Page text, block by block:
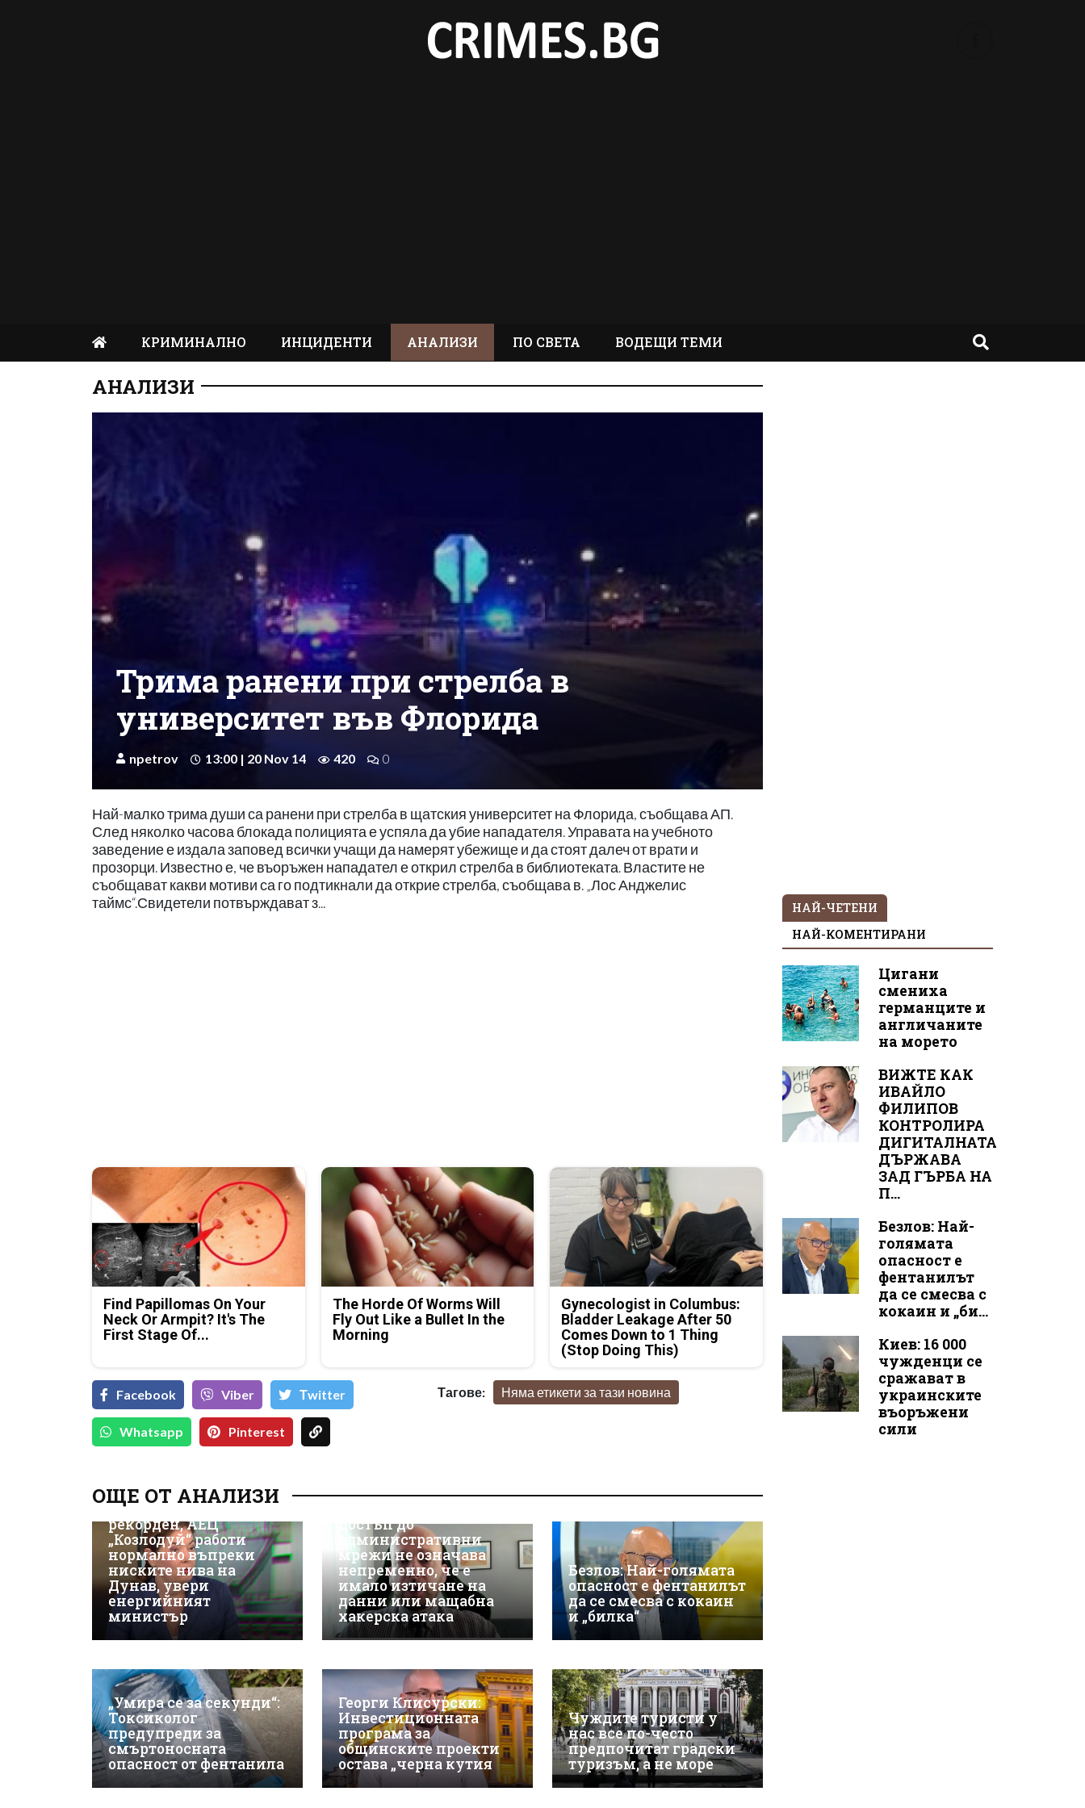
КРИМИНАЛНО ИНЦИДЕНТИ АНАЛИЗИ ПО СВЕТА ВОДЕЩИ ТЕМИ
АНАЛИЗИ
Трима ранени при стрелба в
университет във Флорида
npetrov 13:00 | 20 Nov 14 420 0
Най-малко трима души са ранени при стрелба в щатския университет на Флорида, съобщава АП.
След няколко часова блокада полицията е успяла да убие нападателя. Управата на учебното
заведение е издала заповед всички учащи да намерят убежище и да стоят далеч от врати и
прозорци. Известно е, че въоръжен нападател е открил стрелба в библиотеката. Властите не
съобщават какви мотиви са го подтикнали да открие стрелба, съобщава в. „Лос Анджелис
таймс“.Свидетели потвърждават з...
Find Papillomas On Your
Neck Or Armpit? It's The
First Stage Of...
The Horde Of Worms Will
Fly Out Like a Bullet In the
Morning
Gynecologist in Columbus:
Bladder Leakage After 50
Comes Down to 1 Thing
(Stop Doing This)
Facebook Viber Тwitter
Whatsapp Pinterest
Тагове: Няма етикети за тази новина
ОЩЕ ОТ АНАЛИЗИ
Износът на ток е
рекорден, АЕЦ
„Козлодуй“ работи
нормално въпреки
ниските нива на
Дунав, увери
енергийният
министър
киберсигурност:
достъп до
административни
мрежи не означава
непременно, че е
имало изтичане на
данни или мащабна
хакерска атака
Безлов: Най-голямата
опасност е фентанилът
да се смесва с кокаин
и „билка“
„Умира се за секунди“:
Токсиколог
предупреди за
смъртоносната
опасност от фентанила
Георги Клисурски:
Инвестиционната
програма за
общинските проекти
остава „черна кутия
Чуждите туристи у
нас все по-често
предпочитат градски
туризъм, а не море
НАЙ-ЧЕТЕНИ
НАЙ-КОМЕНТИРАНИ
Цигани
смениха
германците и
англичаните
на морето
ВИЖТЕ КАК
ИВАЙЛО
ФИЛИПОВ
КОНТРОЛИРА
ДИГИТАЛНАТА
ДЪРЖАВА
ЗАД ГЪРБА НА
П...
Безлов: Най-
голямата
опасност е
фентанилът
да се смесва с
кокаин и „би...
Киев: 16 000
чужденци се
сражават в
украинските
въоръжени
сили